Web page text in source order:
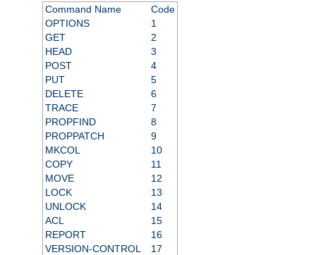
Command Name
Code
OPTIONS
1
GET
2
HEAD
3
POST
4
PUT
5
DELETE
6
TRACE
7
PROPFIND
8
PROPPATCH
9
MKCOL
10
COPY
11
MOVE
12
LOCK
13
UNLOCK
14
ACL
15
REPORT
16
VERSION-CONTROL
17